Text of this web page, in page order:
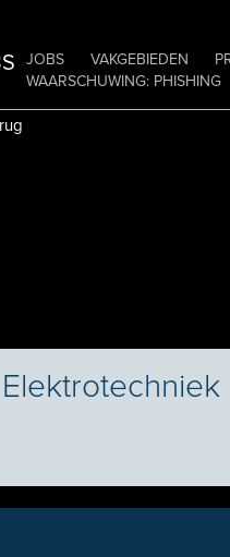
JOBS VAKGEBIEDEN
WAARSCHUWING: PHISHING